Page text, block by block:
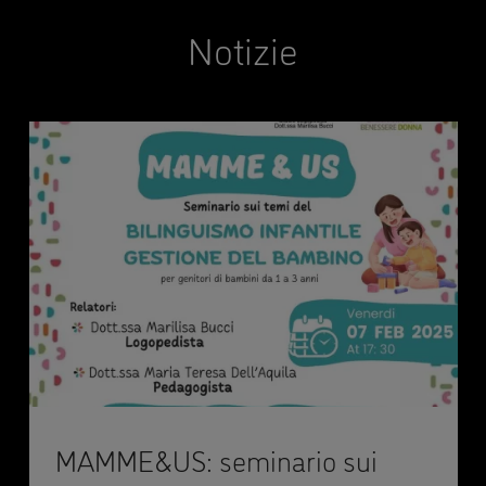
Notizie
MAMME&US: seminario sui